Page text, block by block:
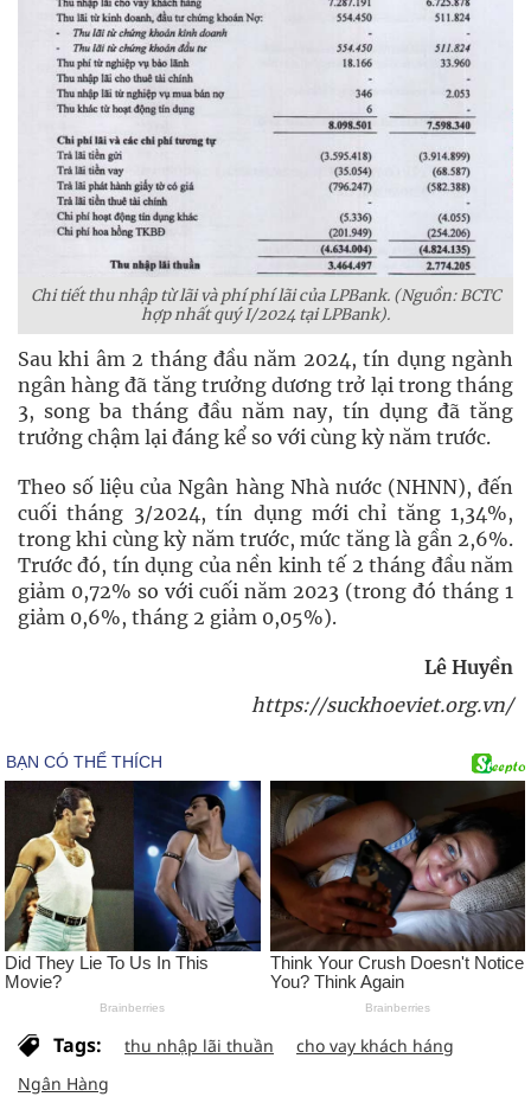
Chi tiết thu nhập từ lãi và phí phí lãi của LPBank. (Nguồn: BCTC
hợp nhất quý I/2024 tại LPBank).
Sau khi âm 2 tháng đầu năm 2024, tín dụng ngành
ngân hàng đã tăng trưởng dương trở lại trong tháng
3, song ba tháng đầu năm nay, tín dụng đã tăng
trưởng chậm lại đáng kể so với cùng kỳ năm trước.
Theo số liệu của Ngân hàng Nhà nước (NHNN), đến
cuối tháng 3/2024, tín dụng mới chỉ tăng 1,34%,
trong khi cùng kỳ năm trước, mức tăng là gần 2,6%.
Trước đó, tín dụng của nền kinh tế 2 tháng đầu năm
giảm 0,72% so với cuối năm 2023 (trong đó tháng 1
giảm 0,6%, tháng 2 giảm 0,05%).
Lê Huyền
https://suckhoeviet.org.vn/
Tags: thu nhập lãi thuần
cho vay khách háng
Ngân Hàng